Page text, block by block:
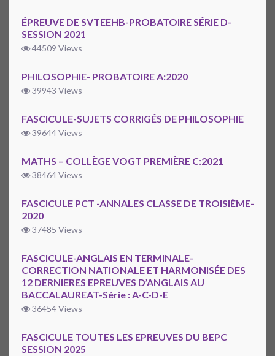
ÉPREUVE DE SVTEEHB-PROBATOIRE SÉRIE D-
SESSION 2021
44509 Views
PHILOSOPHIE- PROBATOIRE A:2020
39943 Views
FASCICULE-SUJETS CORRIGÉS DE PHILOSOPHIE
39644 Views
MATHS – COLLÈGE VOGT PREMIÈRE C:2021
38464 Views
FASCICULE PCT -ANNALES CLASSE DE TROISIÈME-
2020
37485 Views
FASCICULE-ANGLAIS EN TERMINALE-
CORRECTION NATIONALE ET HARMONISÉE DES
12 DERNIERES EPREUVES D’ANGLAIS AU
BACCALAUREAT-Série : A-C-D-E
36454 Views
FASCICULE TOUTES LES EPREUVES DU BEPC
SESSION 2025